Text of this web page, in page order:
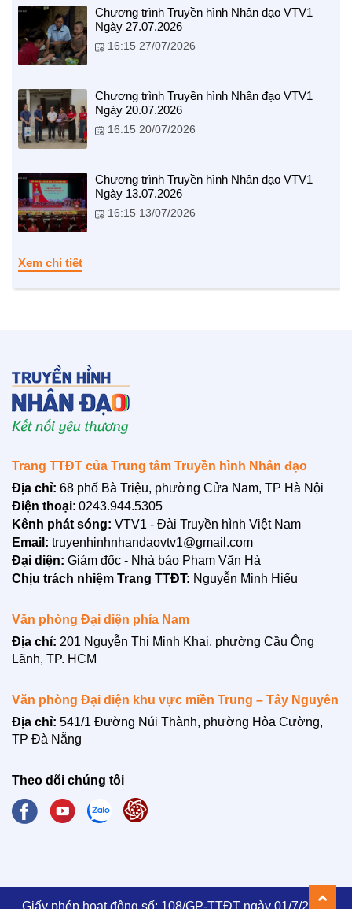
Trái tim có nắng
NHỊP CẦU NHÂN ÁI
Địa chỉ nhân ái
BẠN ĐỌC
Chương trình Truyền hình Nhân đạo VTV1
Ngày 27.07.2026
16:15 27/07/2026
Chương trình Truyền hình Nhân đạo VTV1
Ngày 20.07.2026
16:15 20/07/2026
Chương trình Truyền hình Nhân đạo VTV1
Ngày 13.07.2026
16:15 13/07/2026
Xem chi tiết
Trang TTĐT của Trung tâm Truyền hình Nhân đạo
Địa chỉ: 68 phố Bà Triệu, phường Cửa Nam, TP Hà Nội
Điện thoại: 0243.944.5305
Kênh phát sóng: VTV1 - Đài Truyền hình Việt Nam
Email: truyenhinhnhandaovtv1@gmail.com
Đại diện: Giám đốc - Nhà báo Phạm Văn Hà
Chịu trách nhiệm Trang TTĐT: Nguyễn Minh Hiếu
Văn phòng Đại diện phía Nam
Địa chỉ: 201 Nguyễn Thị Minh Khai, phường Cầu Ông
Lãnh, TP. HCM
Văn phòng Đại diện khu vực miền Trung – Tây Nguyên
Địa chỉ: 541/1 Đường Núi Thành, phường Hòa Cường,
TP Đà Nẵng
Theo dõi chúng tôi